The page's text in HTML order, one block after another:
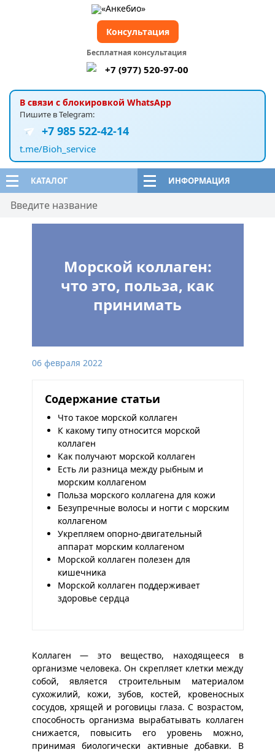
КАТАЛОГ ИНФОРМАЦИЯ
В связи с блокировкой WhatsApp
Пишите в Telegram:
+7 985 522-42-14
t.me/Bioh_service
Бесплатная консультация
+7 (977) 520-97-00
Консультация
Морской коллаген:
что это, польза, как
принимать
06 февраля 2022
Содержание статьи
Что такое морской коллаген
К какому типу относится морской
коллаген
Как получают морской коллаген
Есть ли разница между рыбным и
морским коллагеном
Польза морского коллагена для кожи
Безупречные волосы и ногти с морским
коллагеном
Укрепляем опорно-двигательный
аппарат морским коллагеном
Морской коллаген полезен для
кишечника
Морской коллаген поддерживает
здоровье сердца
Коллаген — это вещество, находящееся в
организме человека. Он скрепляет клетки между
собой, является строительным материалом
сухожилий, кожи, зубов, костей, кровеносных
сосудов, хрящей и роговицы глаза. С возрастом,
способность организма вырабатывать коллаген
снижается, повысить его уровень можно,
принимая биологически активные добавки. В